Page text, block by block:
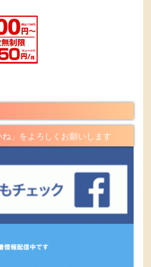
」をよろしくお願いします